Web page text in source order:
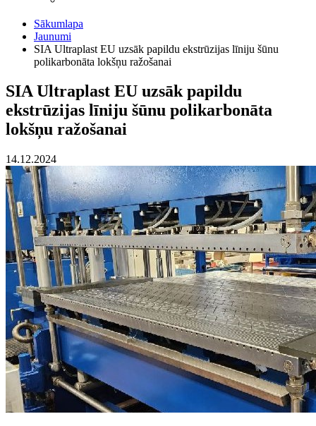
Sākumlapa
Jaunumi
SIA Ultraplast EU uzsāk papildu ekstrūzijas līniju šūnu
polikarbonāta lokšņu ražošanai
SIA Ultraplast EU uzsāk papildu
ekstrūzijas līniju šūnu polikarbonāta
lokšņu ražošanai
14.12.2024